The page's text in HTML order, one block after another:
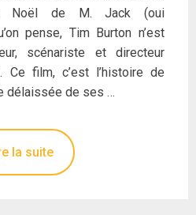
Noël de M. Jack (oui
pense, Tim Burton n’est
scénariste et directeur
film, c’est l’histoire de
délaissée de ses …
la suite